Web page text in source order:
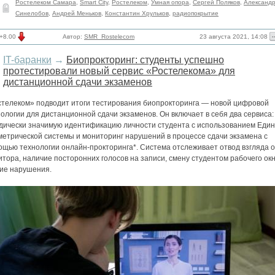
Ростелеком Самара Smart City, Ростелеком Умная опора Сергей Поляков Александр
Синелобов Андрей Меньков Константин Хрульков радиопокрытие
+8.00 Автор: SMR_Rostelecom 23 августа 2021, 14:08
IT-баранки → Биопрокторинг: студенты успешно
протестировали новый сервис «Ростелекома» для
дистанционной сдачи экзаменов
подводит итоги тестирования биопрокторинга — новой цифровой
для дистанционной сдачи экзаменов. Он включает в себя два сервиса:
значимую идентификацию личности студента с использованием
системы и мониторинг нарушений в процессе сдачи экзамена с
технологии онлайн-прокторинга*. Система отслеживает отвод взгляда
наличие посторонних голосов на записи, смену студентом рабочего
нарушения.